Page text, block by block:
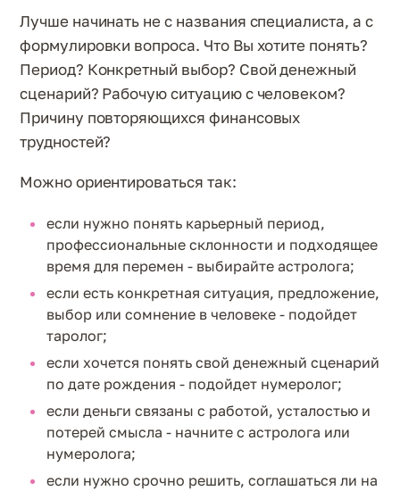
Лучше начинать не с названия специалиста, а с
формулировки вопроса. Что Вы хотите понять?
Период? Конкретный выбор? Свой денежный
сценарий? Рабочую ситуацию с человеком?
Причину повторяющихся финансовых
трудностей?
Можно ориентироваться так:
если нужно понять карьерный период,
профессиональные склонности и подходящее
время для перемен - выбирайте астролога;
если есть конкретная ситуация, предложение,
выбор или сомнение в человеке - подойдет
таролог;
если хочется понять свой денежный сценарий
по дате рождения - подойдет нумеролог;
если деньги связаны с работой, усталостью и
потерей смысла - начните с астролога или
нумеролога;
если нужно срочно решить, соглашаться ли на